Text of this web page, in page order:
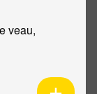
veau,